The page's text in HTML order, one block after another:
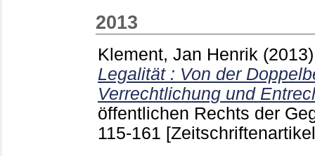
2013
Klement, Jan Henrik
Legalität : Von der
Verrechtlichung und
öffentlichen Rechts der
115-161